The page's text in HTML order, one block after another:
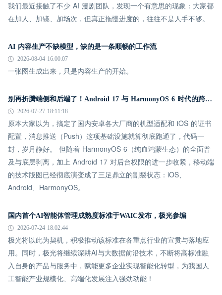
我们最近接触了不少 AI 漫剧团队，发现一个有意思的现象：大家都
在加人、加镜、加场次，但真正拖慢进度的，往往不是人手不够。
AI 内容生产不缺模型，缺的是一条顺畅的工作流
2026-08-04 16:00:07
一张图生成出来，只是内容生产的开始。
别再折腾端侧和后端了！Android 17 与 HarmonyOS 6 时代的跨平台推送指南
2026-07-27 18:11:18
原本大家以为，搞定了国内安卓各大厂商的机型适配和 iOS 的证书
配置，消息推送（Push）这项基础设施就算彻底跑通了，代码一
封，岁月静好。 但随着 HarmonyOS 6（纯血鸿蒙生态）的全面普
及与底层剥离，加上 Android 17 对后台权限的进一步收紧，移动端
的技术版图已经彻底演变成了三足鼎立的割裂状态：iOS、
Android、HarmonyOS。
国内首个AI智能体管理成熟度标准于WAIC发布，极光参编
2026-07-24 18:02:44
极光将以此为契机，积极推动该标准在各重点行业的宣贯与落地应
用。同时，极光将继续深耕AI与大数据前沿技术，不断将高标准融
入自身的产品与服务中，赋能更多企业实现智能化转型，为我国人
工智能产业规模化、高端化发展注入强劲动能！